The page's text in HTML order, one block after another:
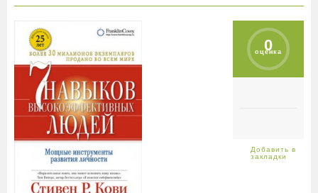
0
оценка